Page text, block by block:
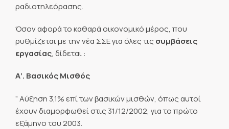
ραδιοτηλεόρασης.
Όσον αφορά το καθαρά οικονομικό μέρος, που
ρυθμίζεται με την νέα ΣΣΕ για όλες τις συμβάσεις
εργασίας, δίδεται :
Α’. Βασικός Μισθός
” Αύξηση 3,1% επί των βασικών μισθών, όπως αυτοί
έχουν διαμορφωθεί στις 31/12/2002, για το πρώτο
εξάμηνο του 2003.